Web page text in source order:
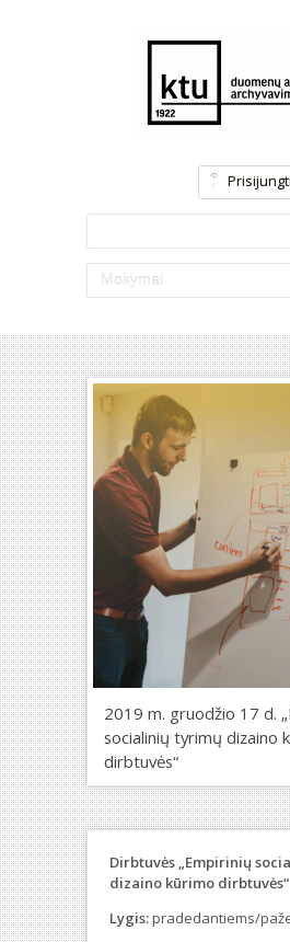
Prisijungti
Mokymai
2019 m. gruodžio 17 d.
socialinių tyrimų dizaino
dirbtuvės“
Dirbtuvės „Empirinių
dizaino kūrimo dirbtuvės“
Lygis:pradedantiems/